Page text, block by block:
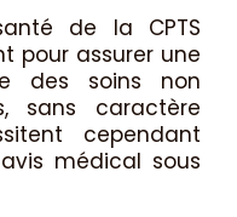
de la CPTS
pour assurer une
des soins non
sans caractère
cependant
médical sous